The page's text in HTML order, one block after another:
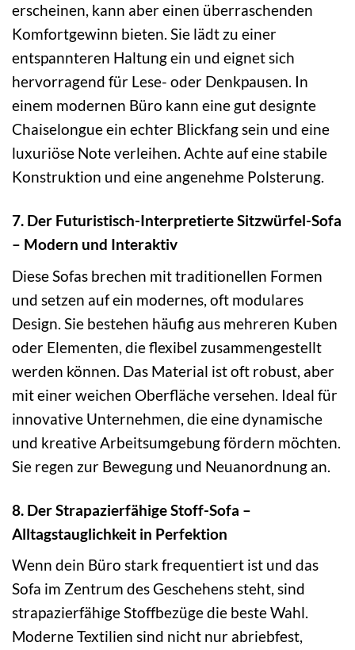
erscheinen, kann aber einen überraschenden
Komfortgewinn bieten. Sie lädt zu einer
entspannteren Haltung ein und eignet sich
hervorragend für Lese- oder Denkpausen. In
einem modernen Büro kann eine gut designte
Chaiselongue ein echter Blickfang sein und eine
luxuriöse Note verleihen. Achte auf eine stabile
Konstruktion und eine angenehme Polsterung.
7. Der Futuristisch-Interpretierte Sitzwürfel-Sofa
– Modern und Interaktiv
Diese Sofas brechen mit traditionellen Formen
und setzen auf ein modernes, oft modulares
Design. Sie bestehen häufig aus mehreren Kuben
oder Elementen, die flexibel zusammengestellt
werden können. Das Material ist oft robust, aber
mit einer weichen Oberfläche versehen. Ideal für
innovative Unternehmen, die eine dynamische
und kreative Arbeitsumgebung fördern möchten.
Sie regen zur Bewegung und Neuanordnung an.
8. Der Strapazierfähige Stoff-Sofa –
Alltagstauglichkeit in Perfektion
Wenn dein Büro stark frequentiert ist und das
Sofa im Zentrum des Geschehens steht, sind
strapazierfähige Stoffbezüge die beste Wahl.
Moderne Textilien sind nicht nur abriebfest,